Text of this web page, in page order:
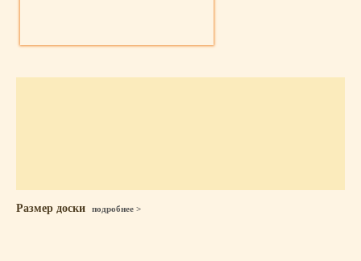
Размер доски подробнее >